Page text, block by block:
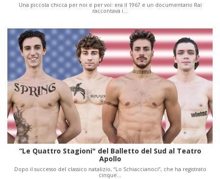
Una piccola chicca per noi e per voi: era il 1967 e un documentario Rai
raccontava i…
“Le Quattro Stagioni" del Balletto del Sud al Teatro
Apollo
Dopo il successo del classico natalizio, “Lo Schiaccianoci”, che ha registrato
cinque…